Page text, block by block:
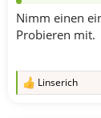
Nimm einen
Probieren mit.
R
Linserich